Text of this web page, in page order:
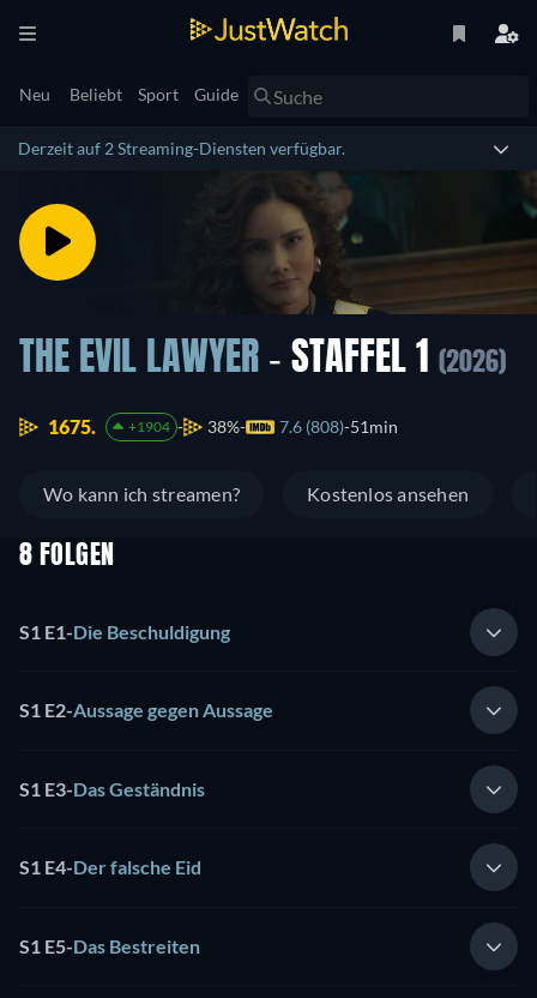
Neu Beliebt Sport Guide
Derzeit auf 2 Streaming-Diensten verfügbar.
THE EVIL LAWYER - STAFFEL 1 (2026)
1675. +1904 38% 7.6 (808) 51min
Wo kann ich streamen? Kostenlos ansehen
8 FOLGEN
S1 E1-Die Beschuldigung
S1 E2-Aussage gegen Aussage
S1 E3-Das Geständnis
S1 E4-Der falsche Eid
S1 E5-Das Bestreiten